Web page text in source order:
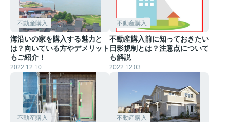
不動産購入
海沿いの家を購入する魅力と
は？向いている方やデメリット
もご紹介！
2022.12.10
不動産購入
不動産購入前に知っておきたい
日影規制とは？注意点について
も解説
2022.12.03
不動産購入 不動産購入